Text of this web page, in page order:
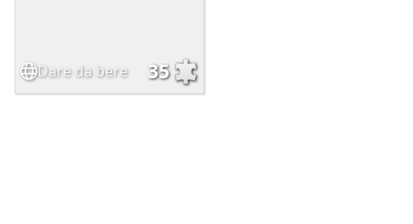
Dare da bere 35